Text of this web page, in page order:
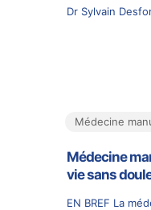
Dr Sylvain
Médecine
Médecine
vie sans
EN BREF La